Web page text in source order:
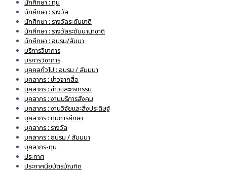
นักศึกษา : ทุน
นักศึกษา : รางวัล
นักศึกษา : รางวัลระดับชาติ
นักศึกษา : รางวัลระดับนานาชาติ
นักศึกษา : อบรม/สัมนา
บริการวิชาการ
บริการวิชาการ
บุคคลทั่วไป : อบรม / สัมมนา
บุคลากร : ข่าวจากสื่อ
บุคลากร : ข่าวและกิจกรรม
บุคลากร : งานบริการสังคม
บุคลากร : งานวิจัยและสิ่งประดิษฐ์
บุคลากร : ทุนการศึกษา
บุคลากร : รางวัล
บุคลากร : อบรม / สัมมนา
บุคลากร-ทุน
ประกาศ
ประกาศนียบัตรบัณฑิต